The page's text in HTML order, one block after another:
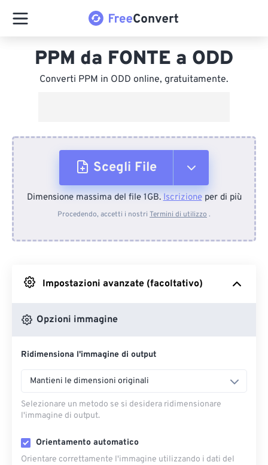
PPM da FONTE a ODD
Converti PPM in ODD online, gratuitamente.
Scegli File
Dal dispositivo
Da Google Drive
Dimensione massima del file 1GB.Iscrizioneper di più
Procedendo, accetti i nostri Termini di utilizzo .
Impostazioni avanzate (facoltativo)
Opzioni immagine
Ridimensiona l'immagine di output
Mantieni le dimensioni originali
Selezionare un metodo se si desidera ridimensionare
l'immagine di output.
Orientamento automatico
Orientare correttamente l'immagine utilizzando i dati del